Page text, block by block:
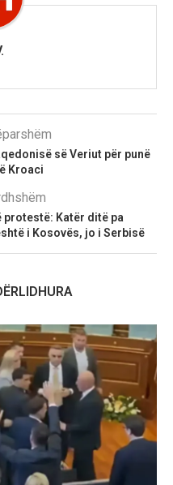
së Veriut për punë
Kroaci
Katër ditë pa
i Kosovës, jo i Serbisë